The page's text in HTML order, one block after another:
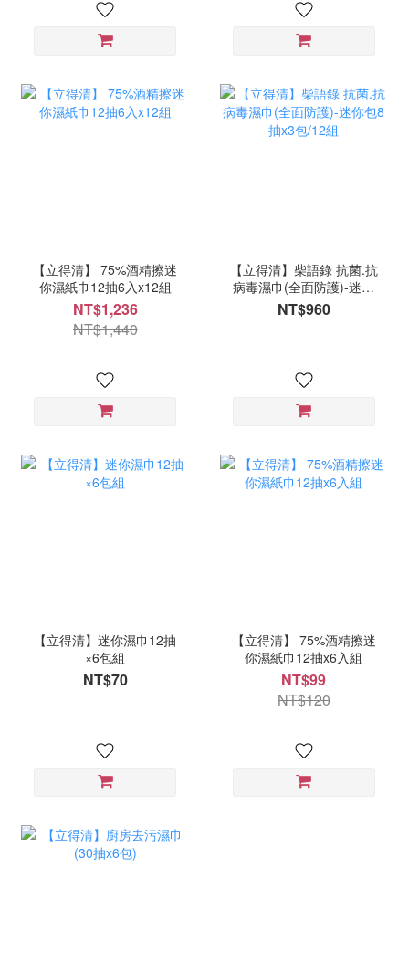
【立得清】 75%酒精擦迷
你濕紙巾12抽6入x12組
NT$1,236
NT$1,440
【立得清】柴語錄 抗菌.抗
病毒濕巾(全面防護)-迷你
包8抽x3包/12組
NT$960
【立得清】迷你濕巾12抽
×6包組
NT$70
【立得清】 75%酒精擦迷
你濕紙巾12抽x6入組
NT$99
NT$120